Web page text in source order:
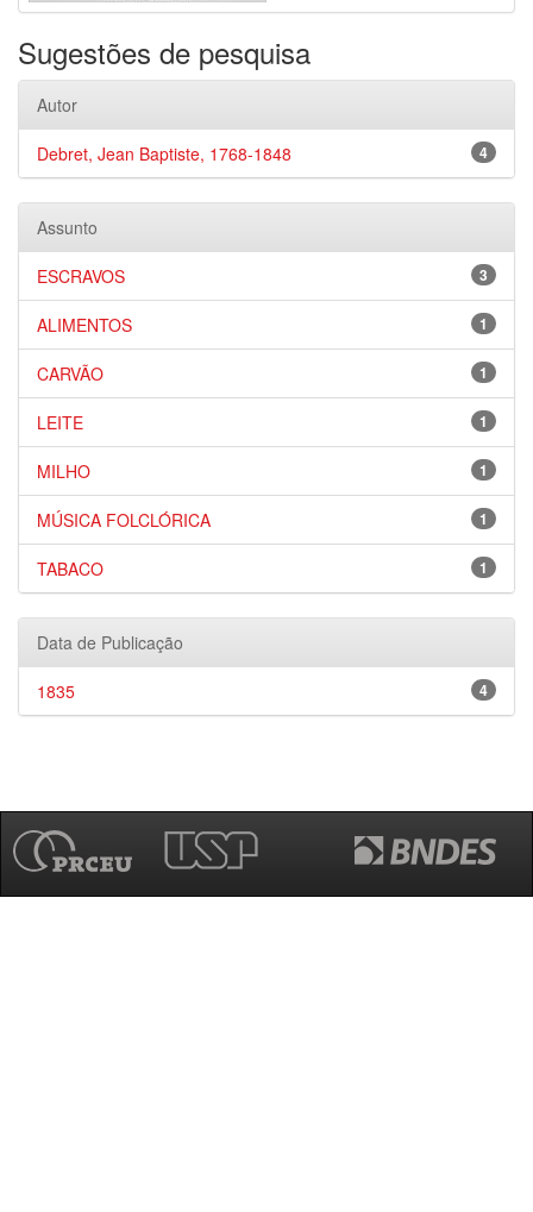
Sugestões de pesquisa
Autor
4
Debret, Jean Baptiste, 1768-1848
Assunto
3
ESCRAVOS
1
ALIMENTOS
1
CARVÃO
1
LEITE
1
MILHO
1
MÚSICA FOLCLÓRICA
1
TABACO
Data de Publicação
4
1835